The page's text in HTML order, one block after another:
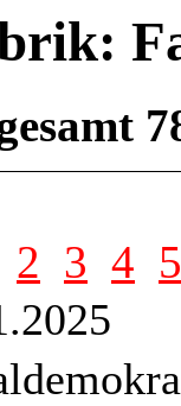
2 3 4 5